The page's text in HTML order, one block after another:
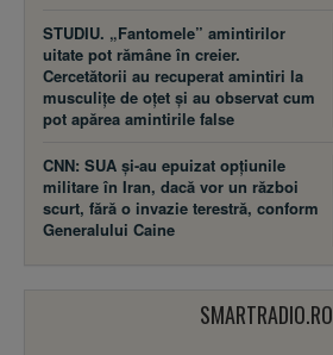
STUDIU. „Fantomele” amintirilor
uitate pot rămâne în creier.
Cercetătorii au recuperat amintiri la
musculițe de oțet și au observat cum
pot apărea amintirile false
CNN: SUA şi-au epuizat opțiunile
militare în Iran, dacă vor un război
scurt, fără o invazie terestră, conform
Generalului Caine
SMARTRADIO.RO